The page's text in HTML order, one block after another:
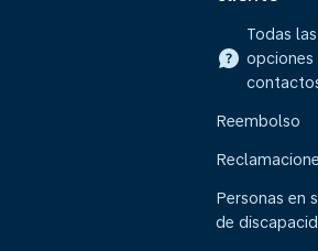
Todas las
opciones
Reembolso
Personas en
de